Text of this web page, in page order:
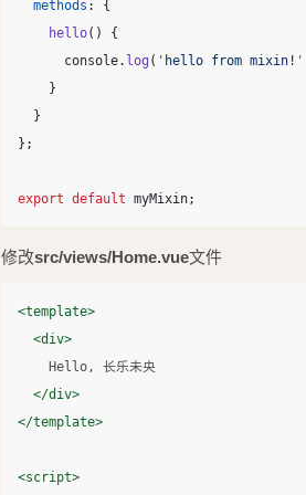
methods :
{
hello()
{
console. log ( ' hello from mixin! '
}
}
};
export default myMixin;
修改src/views/Home.vue文件
<template>
<div>
</div>
</template>
<script>